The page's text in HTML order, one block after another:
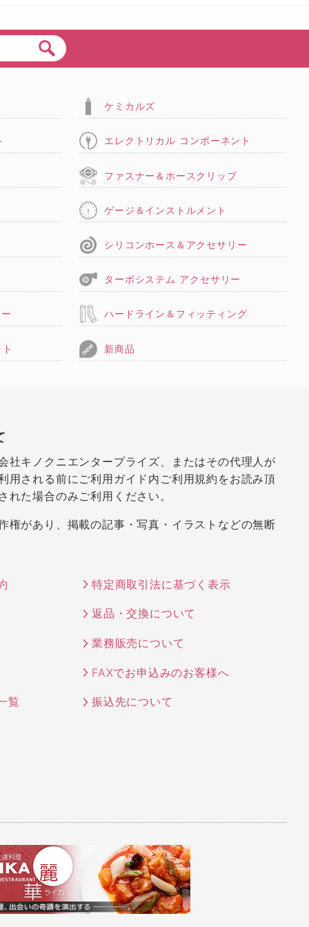
ケミカルズ
エレクトリカル コンポーネント
ファスナー＆ホースクリップ
ゲージ＆インストルメント
シリコンホース＆アクセサリー
ターボシステム アクセサリー
ハードライン＆フィッティング
新商品
社キノクニエンタープライズ、またはその代理人が
用される前にご利用ガイド内ご利用規約をお読み頂
れた場合のみご利用ください。
権があり、掲載の記事・写真・イラストなどの無断
特定商取引法に基づく表示
返品・交換について
業務販売について
FAXでお申込みのお客様へ
覧 振込先について